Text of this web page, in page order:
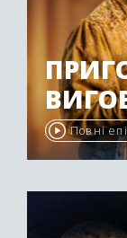
Повні